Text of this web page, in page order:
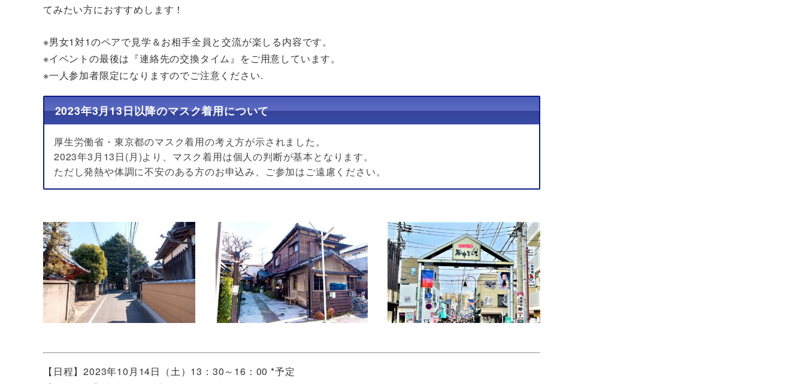
てみたい方におすすめします！
※男女1対1のペアで見学＆お相手全員と交流が楽しる内容です。
※イベントの最後は『連絡先の交換タイム』をご用意しています。
※一人参加者限定になりますのでご注意ください.
2023年3月13日以降のマスク着用について
厚生労働省・東京都のマスク着用の考え方が示されました。
2023年3月13日(月)より、マスク着用は個人の判断が基本となります。
ただし発熱や体調に不安のある方のお申込み、ご参加はご遠慮ください。
【日程】2023年10月14日（土）13：30～16：00 *予定